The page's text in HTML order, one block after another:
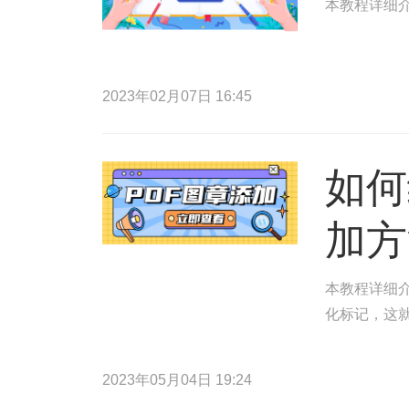
本教程详细
2023年02月07日 16:45
如
加
本教程详细
化标记，这
2023年05月04日 19:24